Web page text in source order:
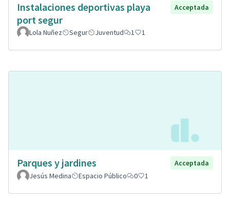
Instalaciones deportivas playa
port segur
Acceptada
Lola Nuñez Segur Juventud 1 1
Parques y jardines
Acceptada
Jesús Medina
Espacio Público 0 1